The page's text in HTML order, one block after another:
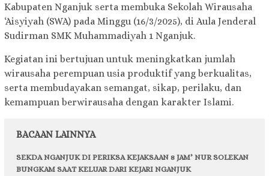
Kabupaten Nganjuk serta membuka Sekolah Wirausaha
‘Aisyiyah (SWA) pada Minggu (16/3/2025), di Aula Jenderal
Sudirman SMK Muhammadiyah 1 Nganjuk.
Kegiatan ini bertujuan untuk meningkatkan jumlah
wirausaha perempuan usia produktif yang berkualitas,
serta membudayakan semangat, sikap, perilaku, dan
kemampuan berwirausaha dengan karakter Islami.
BACAAN LAINNYA
SEKDA NGANJUK DI PERIKSA KEJAKSAAN 8 JAM’ NUR SOLEKAN
BUNGKAM SAAT KELUAR DARI KEJARI NGANJUK